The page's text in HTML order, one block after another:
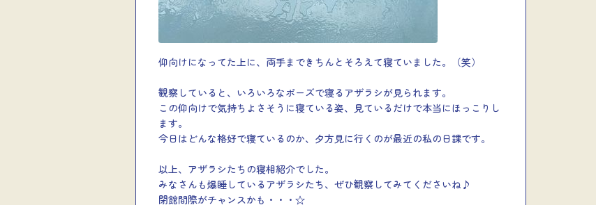
仰向けになってた上に、両手まできちんとそろえて寝ていました。（笑）
観察していると、いろいろなポーズで寝るアザラシが見られます。
この仰向けで気持ちよさそうに寝ている姿、見ているだけで本当にほっこりし
ます。
今日はどんな格好で寝ているのか、夕方見に行くのが最近の私の日課です。
以上、アザラシたちの寝相紹介でした。
みなさんも爆睡しているアザラシたち、ぜひ観察してみてくださいね♪
閉館間際がチャンスかも・・・☆